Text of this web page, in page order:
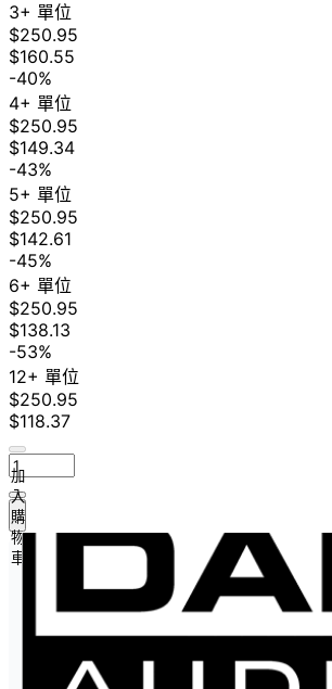
3+ 單位
$250.95
$160.55
-40%
4+ 單位
$250.95
$149.34
-43%
5+ 單位
$250.95
$142.61
-45%
6+ 單位
$250.95
$138.13
-53%
12+ 單位
$250.95
$118.37
加
入
購
物
車